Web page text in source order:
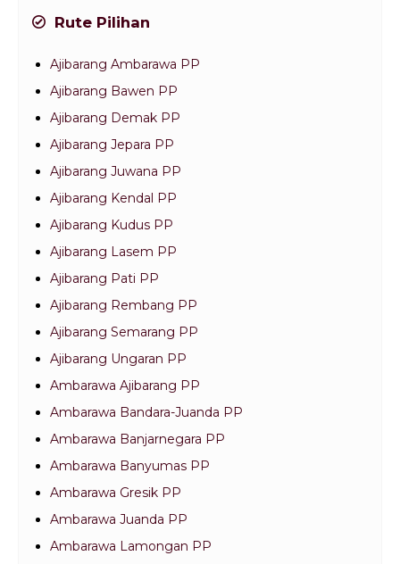
Rute Pilihan
Ajibarang Ambarawa PP
Ajibarang Bawen PP
Ajibarang Demak PP
Ajibarang Jepara PP
Ajibarang Juwana PP
Ajibarang Kendal PP
Ajibarang Kudus PP
Ajibarang Lasem PP
Ajibarang Pati PP
Ajibarang Rembang PP
Ajibarang Semarang PP
Ajibarang Ungaran PP
Ambarawa Ajibarang PP
Ambarawa Bandara-Juanda PP
Ambarawa Banjarnegara PP
Ambarawa Banyumas PP
Ambarawa Gresik PP
Ambarawa Juanda PP
Ambarawa Lamongan PP